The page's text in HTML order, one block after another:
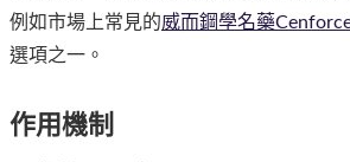
例如市場上常見的威而鋼學名藥
選項之一。
作用機制